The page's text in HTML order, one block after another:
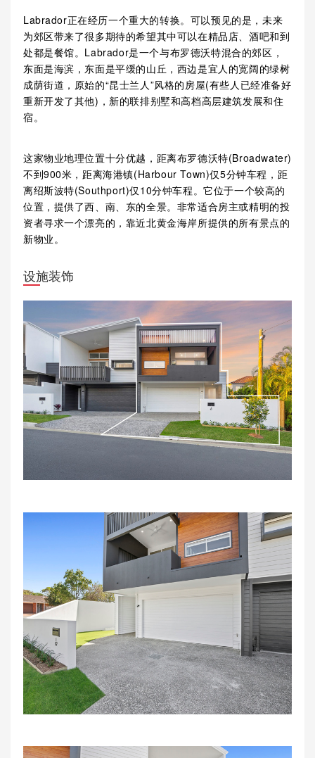
Labrador正在经历一个重大的转换。可以预见的是，未来
为郊区带来了很多期待的希望其中可以在精品店、酒吧和到
处都是餐馆。Labrador是一个与布罗德沃特混合的郊区，
东面是海滨，东面是平缓的山丘，西边是宜人的宽阔的绿树
成荫街道，原始的“昆士兰人”风格的房屋(有些人已经准备好
重新开发了其他)，新的联排别墅和高档高层建筑发展和住
宿。
这家物业地理位置十分优越，距离布罗德沃特(Broadwater)
不到900米，距离海港镇(Harbour Town)仅5分钟车程，距
离绍斯波特(Southport)仅10分钟车程。它位于一个较高的
位置，提供了西、南、东的全景。非常适合房主或精明的投
资者寻求一个漂亮的，靠近北黄金海岸所提供的所有景点的
新物业。
设施装饰